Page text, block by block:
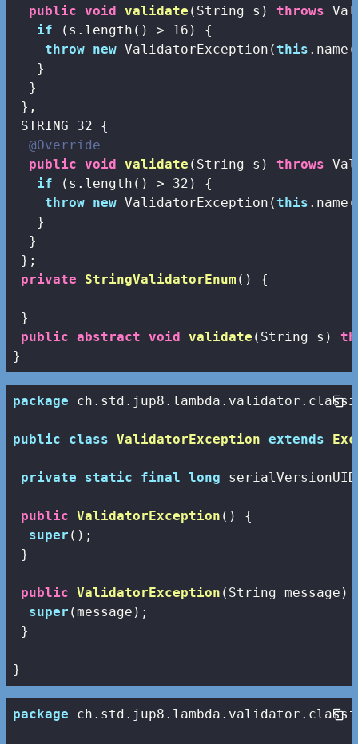
public void validate (String s) throws
if (s.length() > 16 ) {
throw new ValidatorException(this
   }
  }
},
STRING_32 {
@Override
public void validate (String s) throws
if (s.length() > 32 ) {
throw new ValidatorException(this
   }
  }
};
private
StringValidatorEnum () {
}
public abstract void validate (String s)
}
package
public class ValidatorException extends
private static final long
public ValidatorException ()
{
super ();
}
public ValidatorException (String message)
super (message);
}
}
package